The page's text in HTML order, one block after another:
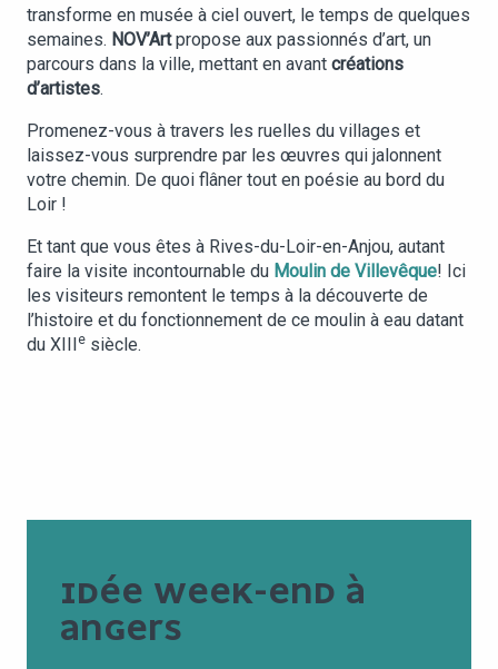
transforme en musée à ciel ouvert, le temps de quelques
semaines. NOV’Artpropose aux passionnés d’art, un
parcours dans la ville, mettant en avant créations
d’artistes.
Promenez-vous à travers les ruelles du villages et
laissez-vous surprendre par les œuvres qui jalonnent
votre chemin. De quoi flâner tout en poésie au bord du
Loir !
Et tant que vous êtes à Rives-du-Loir-en-Anjou, autant
faire la visite incontournable du Moulin de Villevêque! Ici
les visiteurs remontent le temps à la découverte de
l’histoire et du fonctionnement de ce moulin à eau datant
du XIII
e siècle.
IDÉE WEEK-END À
ANGERS